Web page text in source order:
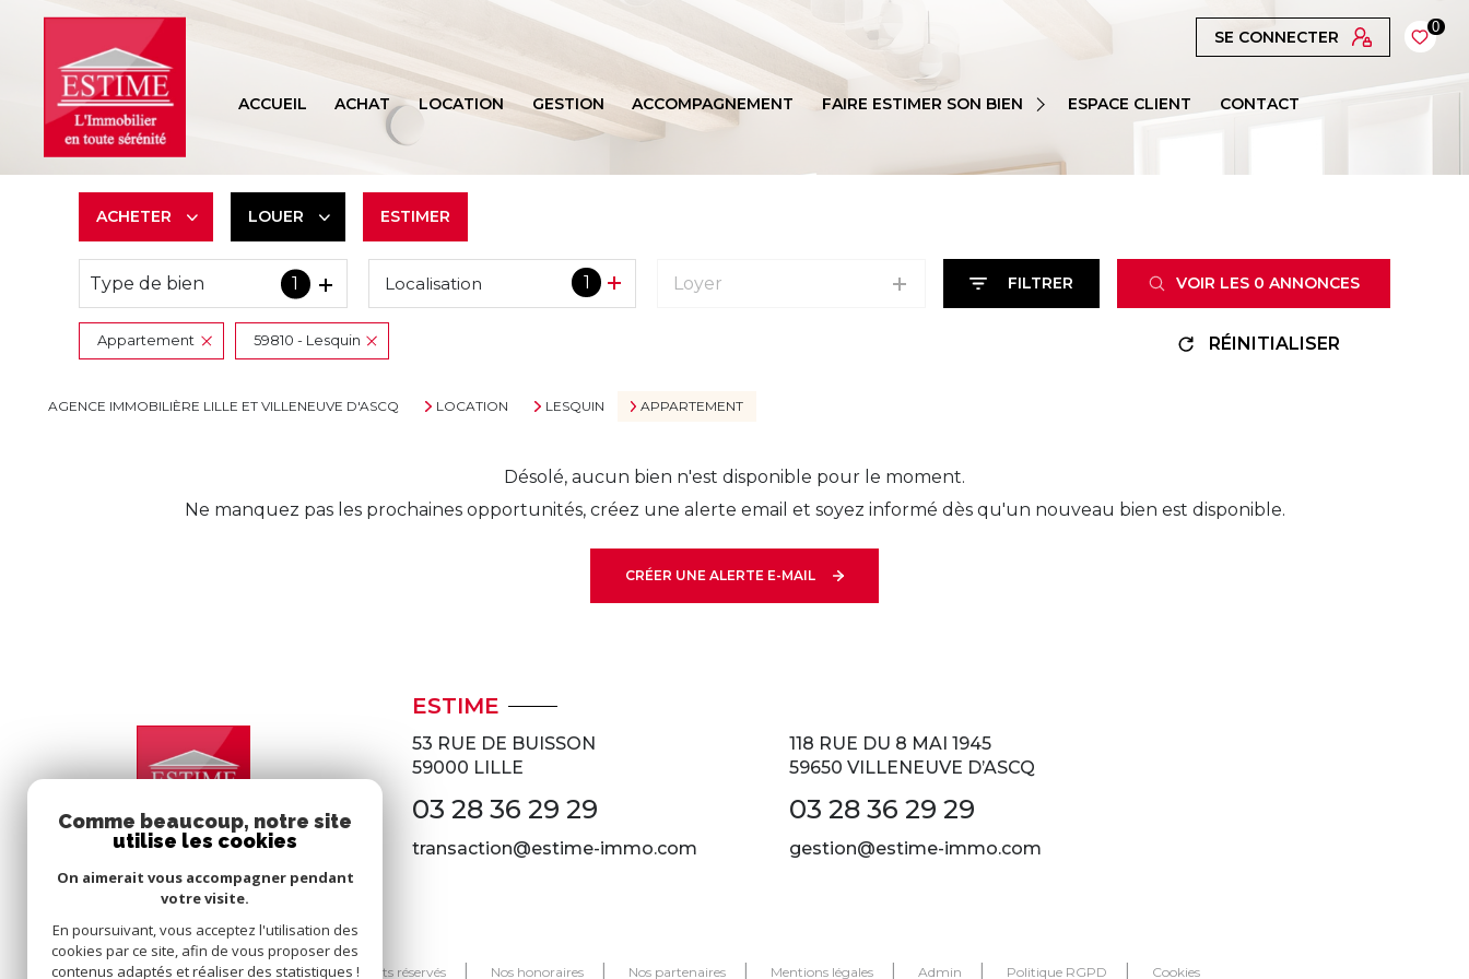
SE CONNECTER
0
ACCUEIL ACHAT LOCATION GESTION ACCOMPAGNEMENT
FAIRE ESTIMER SON BIEN
ESPACE CLIENT CONTACT
ACHETER
De l'ancien
LOUER
à l'année
ESTIMER
Type de bien 1 1
Localisation Loyer FILTRER VOIR LES 0 ANNONCES
Appartement 59810 - Lesquin RÉINITIALISER
AGENCE IMMOBILIÈRE LILLE ET VILLENEUVE D'ASCQ LOCATION LESQUIN APPARTEMENT
Désolé, aucun bien n'est disponible pour le moment.
Ne manquez pas les prochaines opportunités, créez une alerte email et soyez informé dès qu'un nouveau bien est disponible.
CRÉER UNE ALERTE E-MAIL
ESTIME
53 RUE DE BUISSON
59000 LILLE
03 28 36 29 29
transaction@estime-immo.com
118 RUE DU 8 MAI 1945
59650 VILLENEUVE D’ASCQ
03 28 36 29 29
gestion@estime-immo.com
© 2026 | Tous droits réservés Nos honoraires Nos partenaires Mentions légales Admin Politique RGPD Cookies
Comme beaucoup, notre site
utilise les cookies
On aimerait vous accompagner pendant
votre visite.
En poursuivant, vous acceptez l'utilisation des
cookies par ce site, afin de vous proposer des
contenus adaptés et réaliser des statistiques !